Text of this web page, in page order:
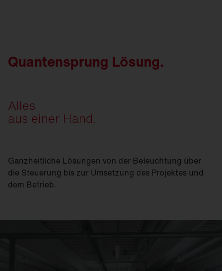
Quantensprung Lösung.
Alles
aus einer Hand.
Ganzheitliche Lösungen von der Beleuchtung über
die Steuerung bis zur Umsetzung des Projektes und
dem Betrieb.